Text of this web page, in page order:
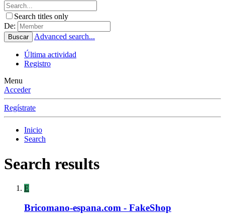
Search titles only
De:
Buscar Advanced search...
Última actividad
Registro
Menu
Acceder
Regístrate
Inicio
Search
Search results
E
Bricomano-espana.com - FakeShop